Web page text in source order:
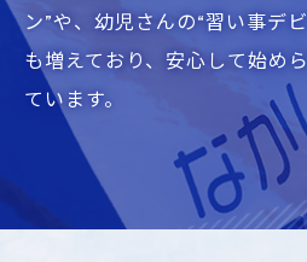
ン”や、幼児さんの“習い事デ
も増えており、安心して始め
ています。